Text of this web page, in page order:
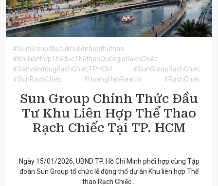
#SunGroupđầutưkhuliênhợpthểthao
#KhuliênhợpThểdụcThểthaoQuốcgiaRạchChiếc
#SânvậnđộngRạchChiếcTPHCM
#SunGroupRạchChiếc
#SunRạchChiếc
#HoangHaoRealtor #RạchChiếc
Sun Group Chính Thức Đầu
Tư Khu Liên Hợp Thể Thao
Rạch Chiếc Tại TP. HCM
Ngày 15/01/2026, UBND TP. Hồ Chí Minh phối hợp cùng Tập
đoàn Sun Group tổ chức lễ động thổ dự án Khu liên hợp Thể
thao Rạch Chiếc...